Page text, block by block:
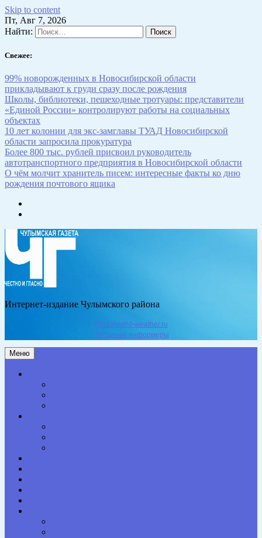
Skip to content
Пт, Авг 7, 2026
Найти:
Свежее:
99% новорожденных в Новосибирской области
прикладывают к груди сразу после рождения
Школы, библиотеки, пешеходные тротуары: представители
«Единой России» контролируют работы на социальных
объектах
10 лет колонии для экс-замглавы ТУАД Новосибирской
области запросила прокуратура
Более 800 тыс. рублей присвоил руководитель
автотранспортного предприятия в Новосибирской области
О чём молчит хранитель писем: интересные факты ко дню
рождения почтового ящика
Интернет-издание Чулымского района
https://world-weather.ru
Погодные информеры
Меню